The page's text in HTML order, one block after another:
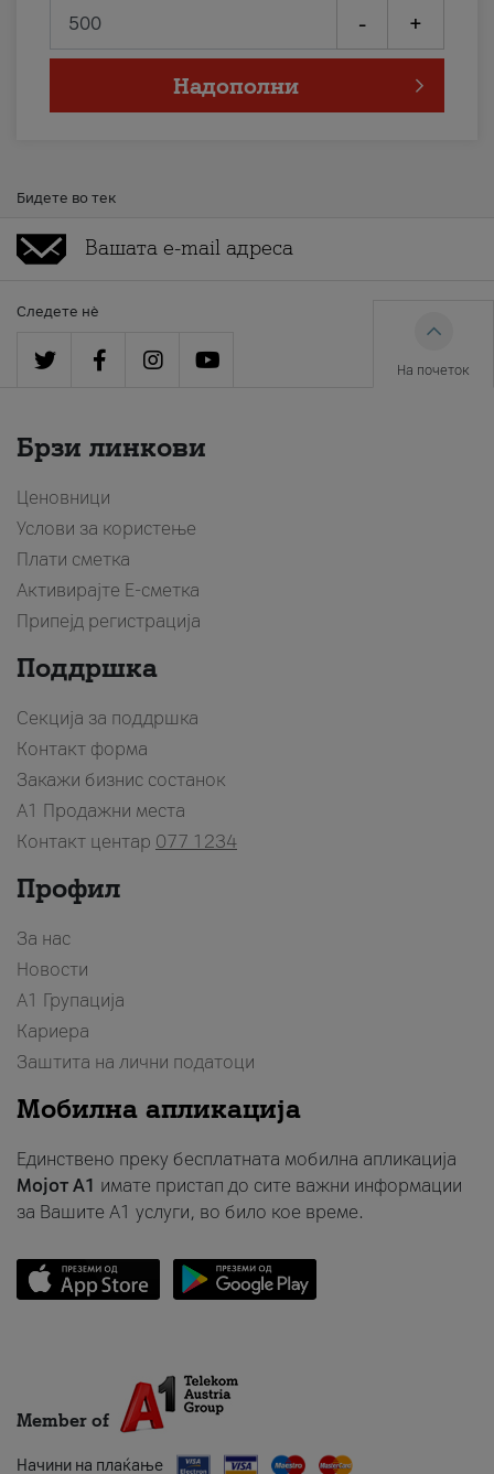
- +
Надополни
Бидете во тек
Следете нè
На почеток
Брзи линкови
Ценовници
Услови за користење
Плати сметка
Активирајте Е-сметка
Припејд регистрација
Поддршка
Секција за поддршка
Контакт форма
Закажи бизнис состанок
A1 Продажни места
Контакт центар 077 1234
Профил
За нас
Новости
А1 Групација
Кариера
Заштита на лични податоци
Мобилна апликација
Единствено преку бесплатната мобилна апликација
Мојот A1 имате пристап до сите важни информации
за Вашите A1 услуги, во било кое време.
Member of
Начини на плаќање